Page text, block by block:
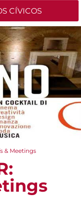
CÍVICOS
& Meetings